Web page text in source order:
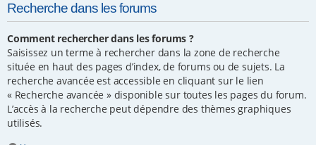
Recherche dans les forums
Comment rechercher dans les forums ?
Saisissez un terme à rechercher dans la zone de recherche
située en haut des pages d’index, de forums ou de sujets. La
recherche avancée est accessible en cliquant sur le lien
« Recherche avancée » disponible sur toutes les pages du forum.
L’accès à la recherche peut dépendre des thèmes graphiques
utilisés.